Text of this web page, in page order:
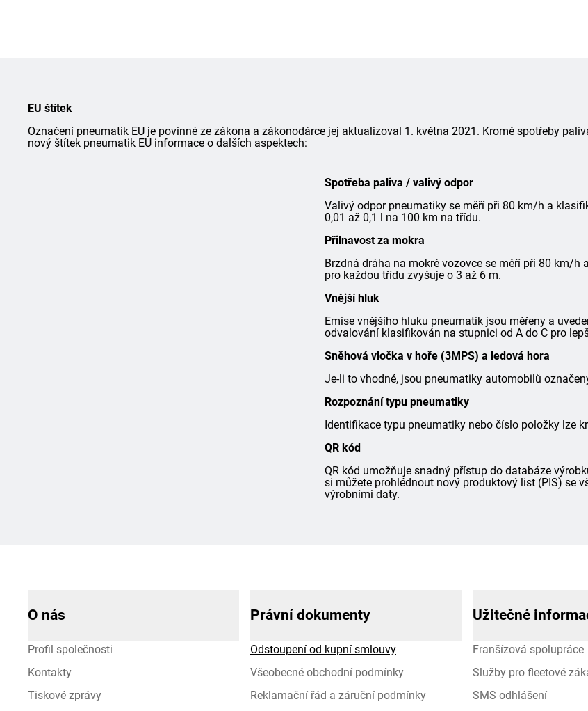
EU štítek
Označení pneumatik EU je povinné ze zákona a zákonodárce jej aktualizoval 1. května 2021. Kromě spotřeby
nový štítek pneumatik EU informace o dalších aspektech:
Spotřeba paliva / valivý odpor
Valivý odpor pneumatiky se měří při 80 km/h a
0,01 až 0,1 l na 100 km na třídu.
Přilnavost za mokra
Brzdná dráha na mokré vozovce se měří při 80 km/h
pro každou třídu zvyšuje o 3 až 6 m.
Vnější hluk
Emise vnějšího hluku pneumatik jsou měřeny a
odvalování klasifikován na stupnici od A do C pro
Sněhová vločka v hoře (3MPS) a ledová hora
Je-li to vhodné, jsou pneumatiky automobilů
Rozpoznání typu pneumatiky
Identifikace typu pneumatiky nebo číslo položky lze
QR kód
QR kód umožňuje snadný přístup do databáze
si můžete prohlédnout nový produktový list (PIS) se
výrobními daty.
O nás
Profil společnosti
Kontakty
Tiskové zprávy
Právní dokumenty
Odstoupení od kupní smlouvy
Všeobecné obchodní podmínky
Reklamační řád a záruční podmínky
Užitečné
Franšízová spolupráce
Služby pro fleetové
SMS odhlášení